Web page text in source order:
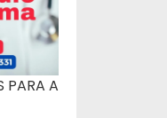
PARA A